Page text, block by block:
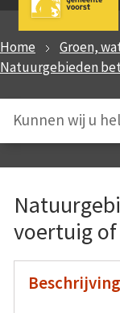
Home
Groen,
Natuurgebieden
voertuig
Beschrijving